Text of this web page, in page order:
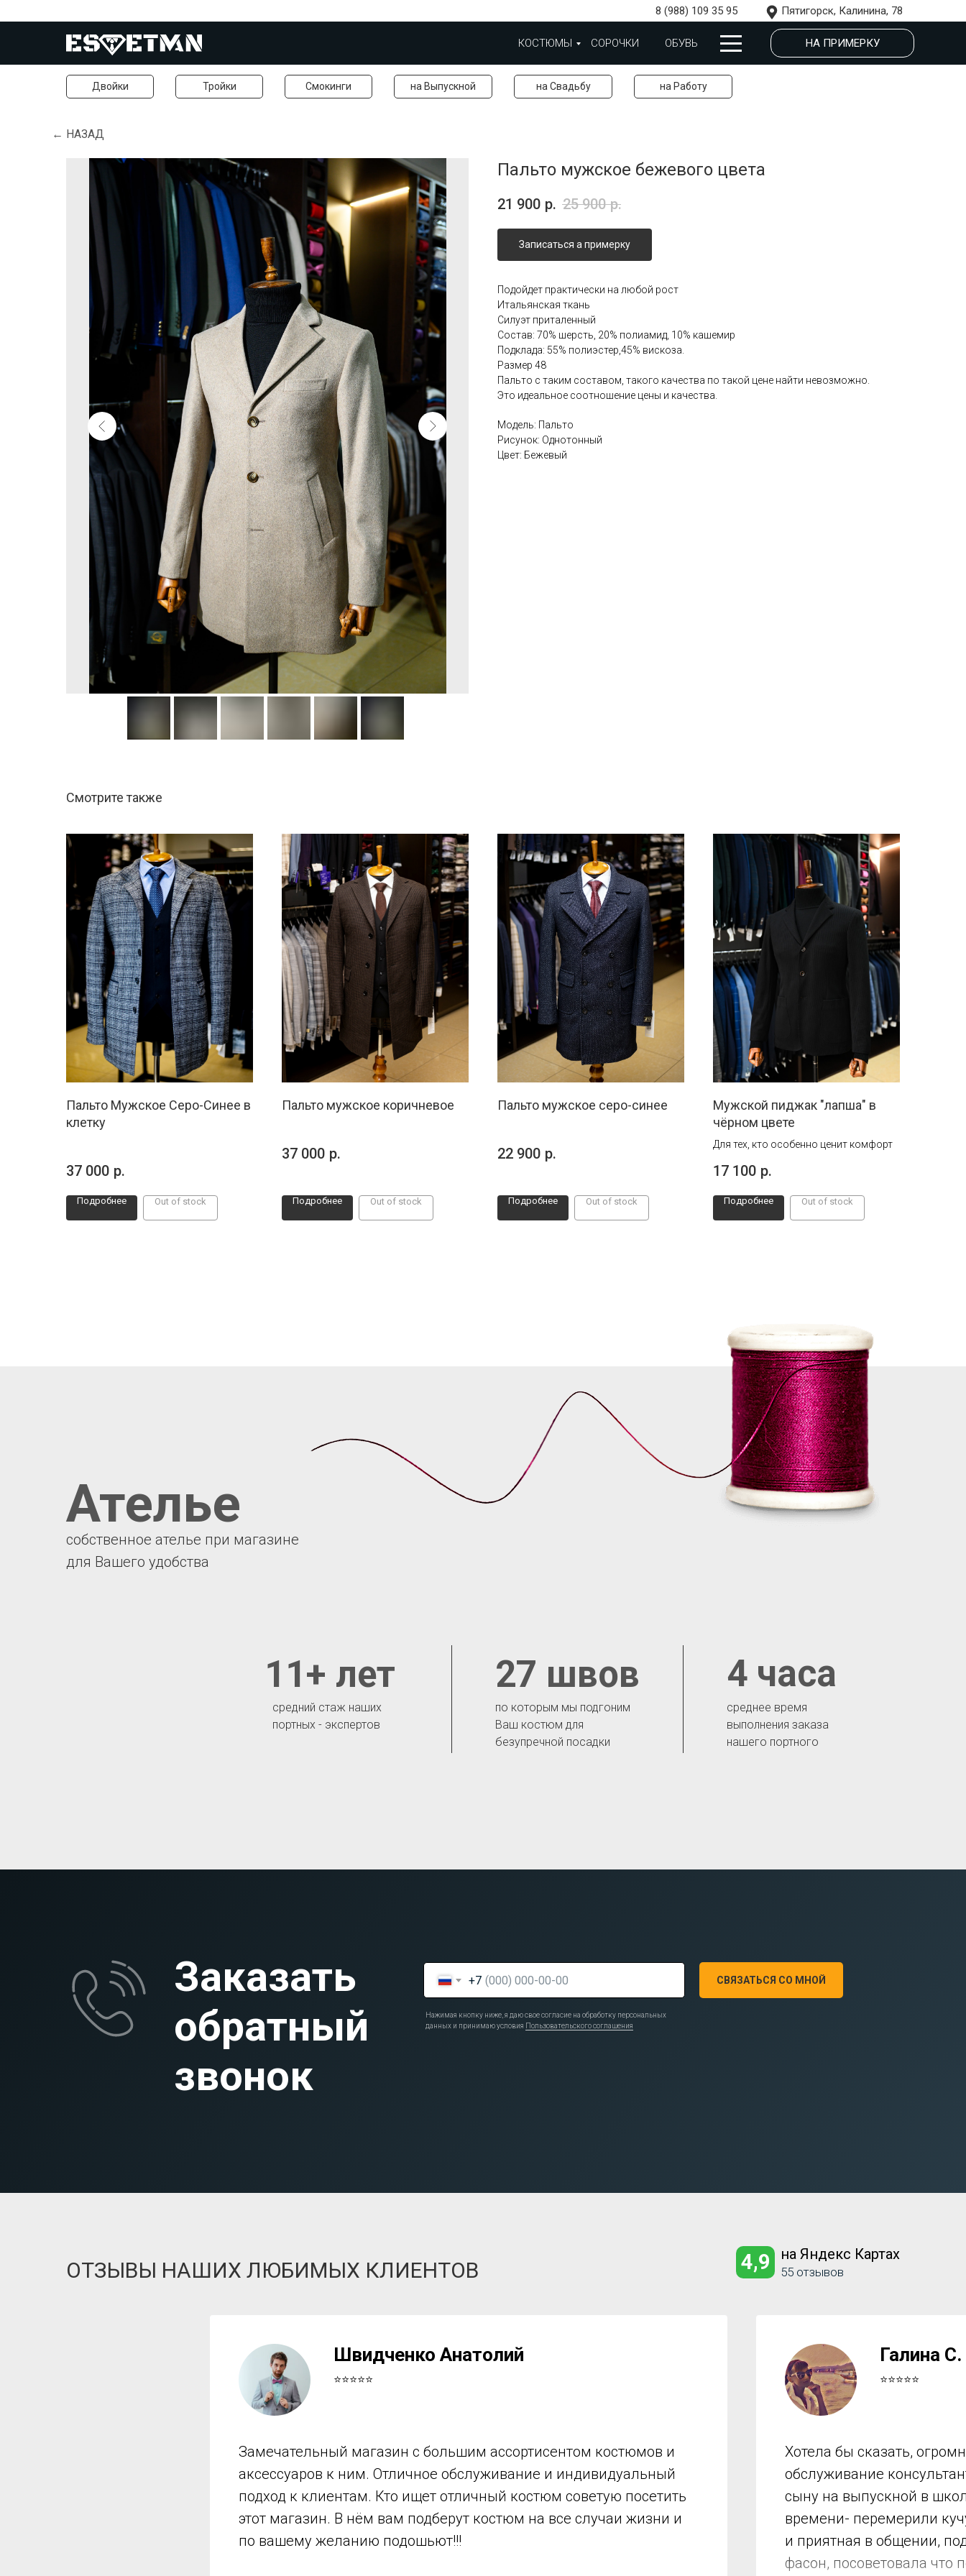
8 (988) 109 35 95 Пятигорск, Калинина, 78
КОСТЮМЫ СОРОЧКИ ОБУВЬ НА ПРИМЕРКУ
Двойки Тройки Смокинги на Выпускной на Свадьбу на Работу
← НАЗАД
Пальто мужское бежевого цвета
21 900 р. 25 900 р.
Записаться а примерку
Подойдет практически на любой рост
Итальянская ткань
Силуэт приталенный
Состав: 70% шерсть, 20% полиамид, 10% кашемир
Подклада: 55% полиэстер,45% вискоза.
Размер 48
Пальто с таким составом, такого качества по такой цене найти невозможно.
Это идеальное соотношение цены и качества.
Модель: Пальто
Рисунок: Однотонный
Цвет: Бежевый
Смотрите также
Пальто Мужское Серо-Синее в
клетку
37 000 р.
Подробнее Out of stock
Пальто мужское коричневое
37 000 р.
Подробнее Out of stock
Пальто мужское серо-синее
22 900 р.
Подробнее Out of stock
Мужской пиджак "лапша" в
чёрном цвете
Для тех, кто особенно ценит комфорт
17 100 р.
Подробнее Out of stock
среднее время
выполнения заказа
нашего портного
4 часа
по которым мы подгоним
Ваш костюм для
безупречной посадки
27 швов
средний стаж наших
портных - экспертов
11+ лет
Ателье
собственное ателье при магазине
для Вашего удобства
Заказать
обратный
звонок
+7 СВЯЗАТЬСЯ СО МНОЙ
Нажимая кнопку ниже, я даю свое согласие на обработку персональных
данных и принимаю условия Пользовательского соглашения
55 отзывов
на Яндекс Картах
4,9
ОТЗЫВЫ НАШИХ ЛЮБИМЫХ КЛИЕНТОВ
Швидченко Анатолий
⭐⭐⭐⭐⭐
Замечательный магазин с большим ассортисентом костюмов и
аксессуаров к ним. Отличное обслуживание и индивидуальный
подход к клиентам. Кто ищет отличный костюм советую посетить
этот магазин. В нём вам подберут костюм на все случаи жизни и
по вашему желанию подошьют!!!
Галина С.
⭐⭐⭐⭐⭐
Хотела бы сказать,
обслуживание
сыну на выпускной в
времени- перемерили
и приятная в общении,
фасон, посоветовала что